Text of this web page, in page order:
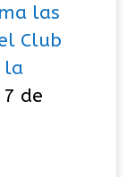
las
Club
la
7 de